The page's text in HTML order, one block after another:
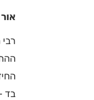
בד